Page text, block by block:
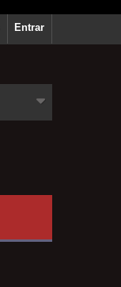
Entrar